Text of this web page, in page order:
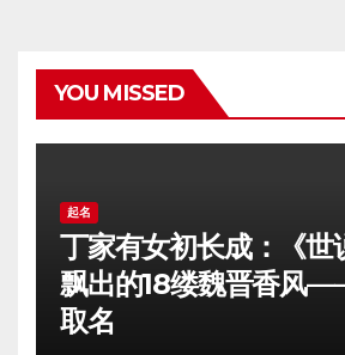
YOU MISSED
起名
丁家有女初长成：《世
飘出的18缕魏晋香风
取名